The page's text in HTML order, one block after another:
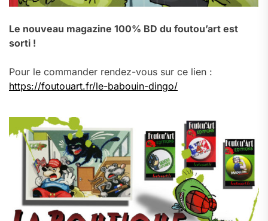
Le nouveau magazine 100% BD du foutou’art est
sorti !
Pour le commander rendez-vous sur ce lien :
https://foutouart.fr/le-babouin-dingo/